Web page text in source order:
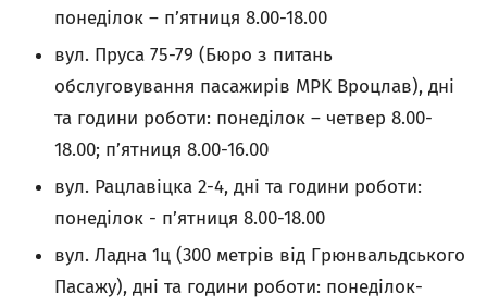
понеділок – п’ятниця 8.00-18.00
вул. Пруса 75-79 (Бюро з питань
обслуговування пасажирів MPK Вроцлав), дні
та години роботи: понеділок – четвер 8.00-
18.00; п’ятниця 8.00-16.00
вул. Рацлавіцка 2-4, дні та години роботи:
понеділок - п’ятниця 8.00-18.00
вул. Ладна 1ц (300 метрів від Грюнвальдського
Пасажу), дні та години роботи: понеділок-